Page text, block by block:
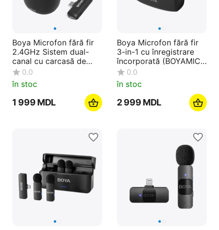
Boya Microfon fără fir
2.4GHz Sistem dual-
canal cu carcasă de
încărcare (BY-WM3T-
U2), mufă Type-C,
negru
0.0
în stoc
1 999 MDL
Boya Microfon fără fir
3-in-1 cu înregistrare
încorporată (BOYAMIC),
3 adaptoare audio,
Lavaier inclus, negru
0.0
în stoc
2 999 MDL